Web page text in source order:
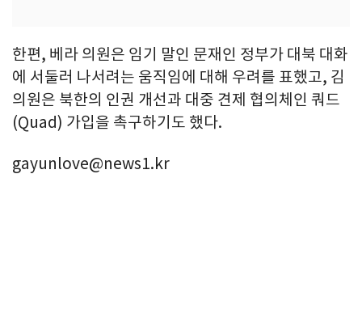
한편, 베라 의원은 임기 말인 문재인 정부가 대북 대화
에 서둘러 나서려는 움직임에 대해 우려를 표했고, 김
의원은 북한의 인권 개선과 대중 견제 협의체인 쿼드
(Quad) 가입을 촉구하기도 했다.
gayunlove@news1.kr